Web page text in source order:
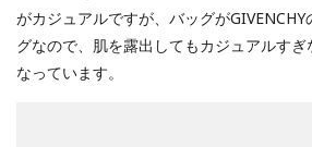
がカジュアルですが、バッグが
グなので、肌を露出してもカジュアルす
なっています。